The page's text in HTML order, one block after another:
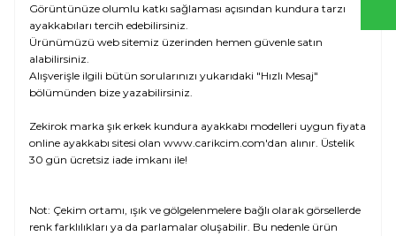
Görüntünüze olumlu katkı sağlaması açısından kundura tarzı
ayakkabıları tercih edebilirsiniz.
Ürünümüzü web sitemiz üzerinden hemen güvenle satın
alabilirsiniz.
Alışverişle ilgili bütün sorularınızı yukarıdaki "Hızlı Mesaj"
bölümünden bize yazabilirsiniz.
Zekirok marka şık erkek kundura ayakkabı modelleri uygun fiyata
online ayakkabı sitesi olan www.carikcim.com'dan alınır. Üstelik
30 gün ücretsiz iade imkanı ile!
Not: Çekim ortamı, ışık ve gölgelenmelere bağlı olarak görsellerde
renk farklılıkları ya da parlamalar oluşabilir. Bu nedenle ürün